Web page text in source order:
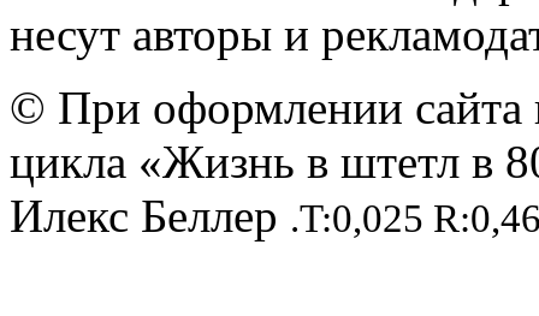
несут авторы и
© При оформлении сайта
цикла «Жизнь в штетл в
Илекс Беллер .T:0,025